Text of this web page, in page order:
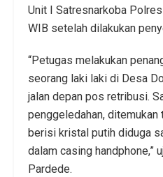
Unit I Satresnarkoba
WIB setelah dilakukan
“Petugas melakukan
seorang laki laki di Desa
jalan depan pos retribusi.
penggeledahan,
berisi kristal putih diduga
dalam casing handphone,”
Pardede.